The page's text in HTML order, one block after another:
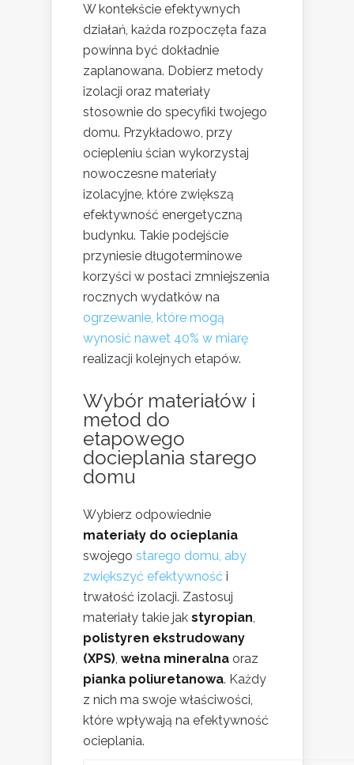
W kontekście efektywnych
działań, każda rozpoczęta faza
powinna być dokładnie
zaplanowana. Dobierz metody
izolacji oraz materiały
stosownie do specyfiki twojego
domu. Przykładowo, przy
ociepleniu ścian wykorzystaj
nowoczesne materiały
izolacyjne, które zwiększą
efektywność energetyczną
budynku. Takie podejście
przyniesie długoterminowe
korzyści w postaci zmniejszenia
rocznych wydatków na
ogrzewanie, które mogą
wynosić nawet 40% w miarę
realizacji kolejnych etapów.
Wybór materiałów i
metod do
etapowego
docieplania starego
domu
Wybierz odpowiednie
materiały do ocieplania
swojego starego domu, aby
zwiększyć efektywność i
trwałość izolacji. Zastosuj
materiały takie jak styropian,
polistyren ekstrudowany
(XPS), wełna mineralna oraz
pianka poliuretanowa. Każdy
z nich ma swoje właściwości,
które wpływają na efektywność
ocieplania.